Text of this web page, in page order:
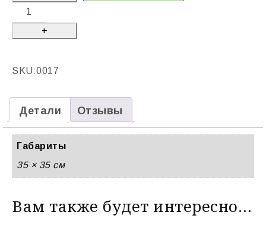
SKU:0017
Детали Отзывы
Габариты
35 × 35 см
Вам также будет интересно…